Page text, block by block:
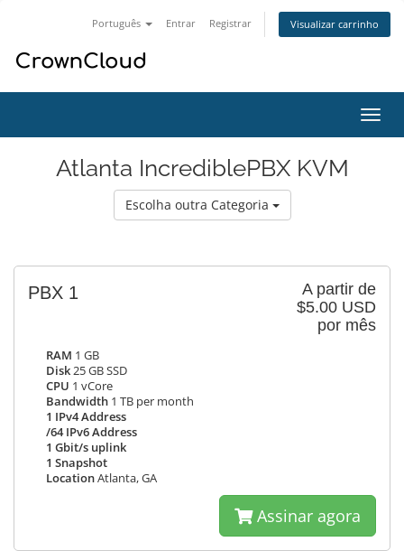
Português Entrar Registrar Visualizar carrinho
Atlanta IncrediblePBX KVM
Escolha outra Categoria
A partir de
$5.00 USD
por mês
PBX 1
RAM 1 GB
Disk25 GB SSD
CPU 1 vCore
Bandwidth 1 TB per month
1 IPv4 Address
/64 IPv6 Address
1 Gbit/s uplink
1 Snapshot
LocationAtlanta, GA
Assinar agora